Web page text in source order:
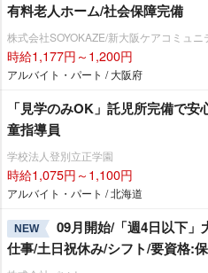
有料老人ホーム/社会保障完備
株式会社SOYOKAZE/新大阪ケアコミュニ
時給1,177円～1,200円
アルバイト・パート / 大阪府
「見学のみOK」託児所完備で
童指導員
学校法人登別立正学園
時給1,075円～1,100円
アルバイト・パート / 北海道
NEW
09月開始/「週4日以下
仕事/土日祝休み/シフト/要資格: